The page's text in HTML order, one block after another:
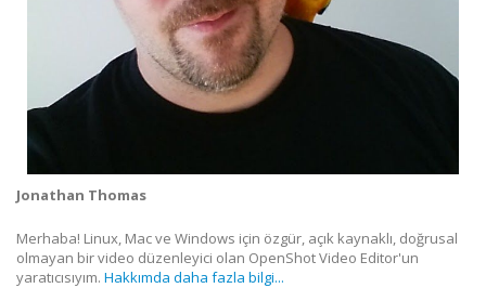
Jonathan Thomas
Merhaba! Linux, Mac ve Windows için özgür, açık kaynaklı, doğrusal
olmayan bir video düzenleyici olan OpenShot Video Editor'un
yaratıcısıyım. Hakkımda daha fazla bilgi...